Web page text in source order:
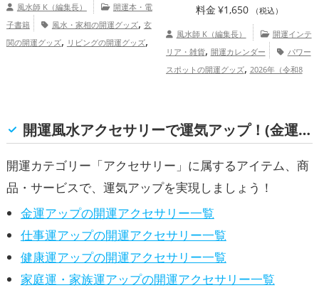
風水師 K（編集長）
開運本・電
子書籍
風水・家相の開運グッズ, 玄
関の開運グッズ, リビングの開運グッズ,
料金 ¥1,650 （税込）
風水師 K（編集長）
開運インテ
リア・雑貨, 開運カレンダー
パワー
スポットの開運グッズ, 2026年（令和8
体運アップ
開運風水アクセサリーで運気アップ！(金運, 仕事運, 健康運, 家庭運・家族運)
開運カテゴリー「アクセサリー」に属するアイテム、商
品・サービスで、運気アップを実現しましょう！
金運アップの開運アクセサリー一覧
仕事運アップの開運アクセサリー一覧
健康運アップの開運アクセサリー一覧
家庭運・家族運アップの開運アクセサリー一覧